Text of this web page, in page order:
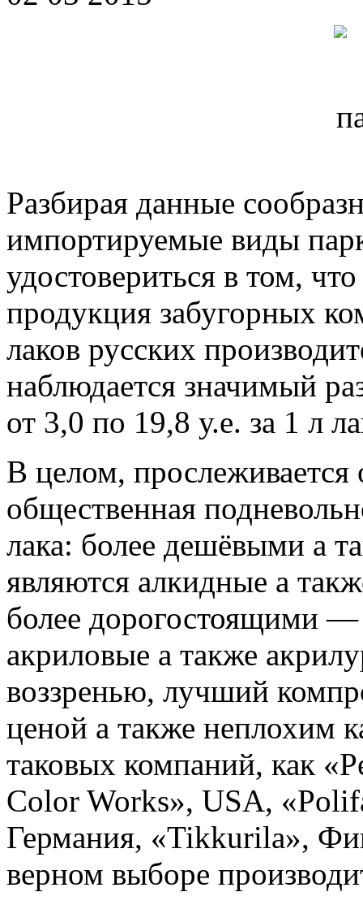
Разбирая данные
импортируемые виды
удостовериться в том,
продукция забугорных
лаков русских
наблюдается значимый
от 3,0 по 19,8 у.е. за 1 л
В целом, прослеживается
общественная
лака: более дешёвыми а
являются алкидные а
более дорогостоящими —
акриловые а также
воззренью, лучший
ценой а также неплохим
таковых компаний, как
Color Works», USA,
Германия, «Tikkurila»,
верном выборе